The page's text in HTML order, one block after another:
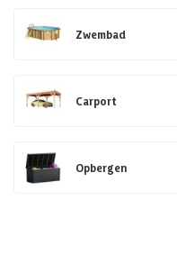
Zwembad
Carport
Opbergen